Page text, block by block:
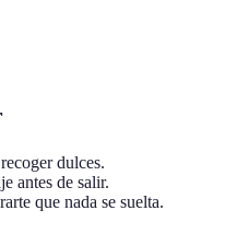
dulces.
antes de salir.
que nada se suelta.